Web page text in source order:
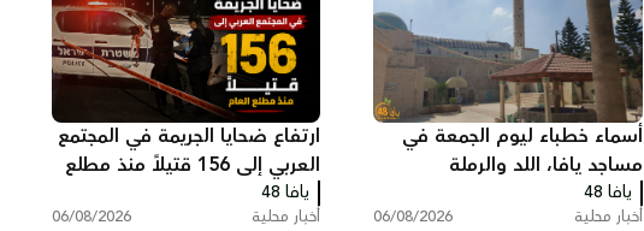
أسماء خطباء ليوم الجمعة في
مساجد يافا، اللد والرملة
يافا 48
أخبار محلية 06/08/2026
ارتفاع ضحايا الجريمة في المجتمع
العربي إلى 156 قتيلاً منذ مطلع
العام
يافا 48
أخبار محلية 06/08/2026